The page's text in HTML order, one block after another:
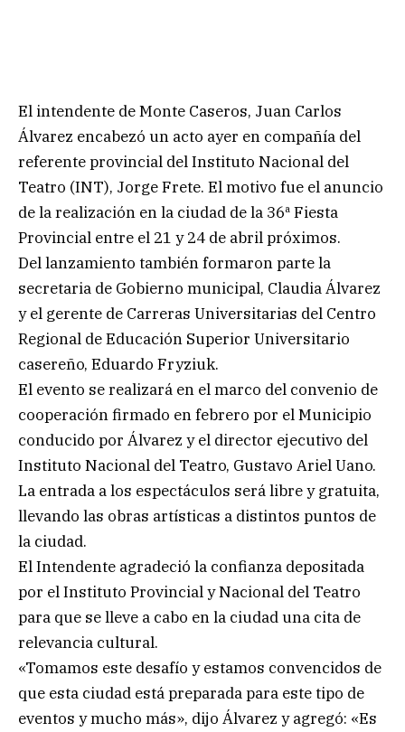
El intendente de Monte Caseros, Juan Carlos
Álvarez encabezó un acto ayer en compañía del
referente provincial del Instituto Nacional del
Teatro (INT), Jorge Frete. El motivo fue el anuncio
de la realización en la ciudad de la 36ª Fiesta
Provincial entre el 21 y 24 de abril próximos.
Del lanzamiento también formaron parte la
secretaria de Gobierno municipal, Claudia Álvarez
y el gerente de Carreras Universitarias del Centro
Regional de Educación Superior Universitario
casereño, Eduardo Fryziuk.
El evento se realizará en el marco del convenio de
cooperación firmado en febrero por el Municipio
conducido por Álvarez y el director ejecutivo del
Instituto Nacional del Teatro, Gustavo Ariel Uano.
La entrada a los espectáculos será libre y gratuita,
llevando las obras artísticas a distintos puntos de
la ciudad.
El Intendente agradeció la confianza depositada
por el Instituto Provincial y Nacional del Teatro
para que se lleve a cabo en la ciudad una cita de
relevancia cultural.
«Tomamos este desafío y estamos convencidos de
que esta ciudad está preparada para este tipo de
eventos y mucho más», dijo Álvarez y agregó: «Es